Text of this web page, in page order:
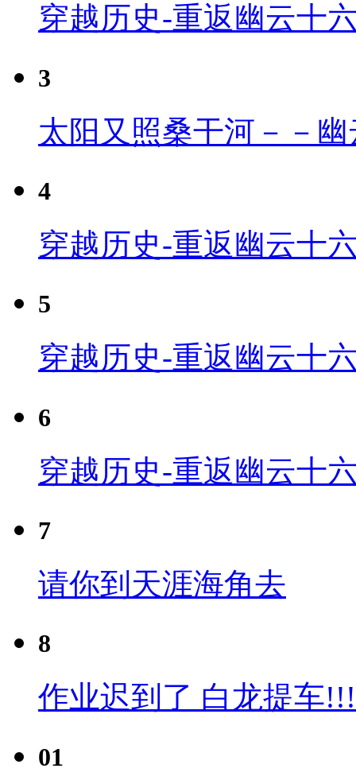
穿越历史-重返幽云十
3
太阳又照桑干河－－
4
穿越历史-重返幽云十
5
穿越历史-重返幽云十
6
穿越历史-重返幽云十
7
请你到天涯海角去
8
作业迟到了 白龙提车
01